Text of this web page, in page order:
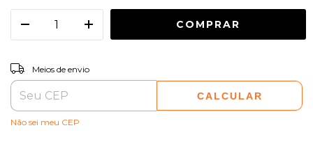
Entregas para o CEP:
Meios de envio
CALCULAR
Não sei meu CEP